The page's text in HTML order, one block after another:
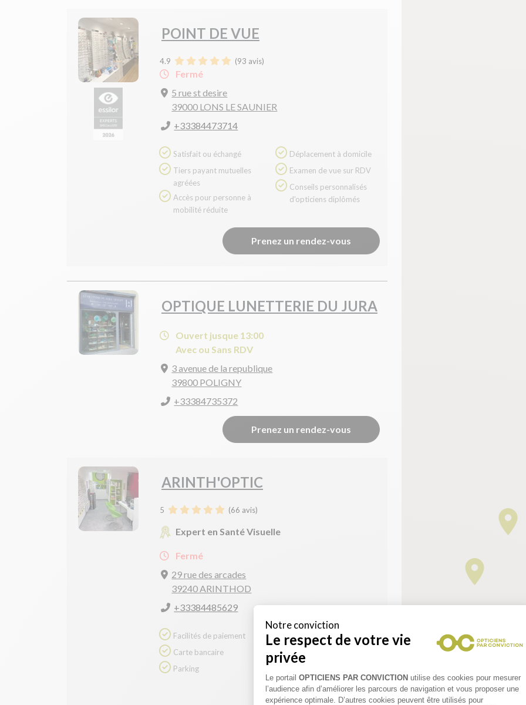
POINT DE VUE
4.9 (93 avis)
Fermé
5 rue st desire
39000 LONS LE SAUNIER
+33384473714
Satisfait ou échangé
agréées
mobilité réduite
Déplacement à domicile
Examen de vue sur RDV
d'opticiens diplômés
Prenez un rendez-vous
OPTIQUE LUNETTERIE DU JURA
Ouvert jusque 13:00
Avec ou Sans RDV
3 avenue de la republique
39800 POLIGNY
+33384735372
Prenez un rendez-vous
ARINTH'OPTIC
5 (66 avis)
Expert en Santé Visuelle
Fermé
29 rue des arcades
39240 ARINTHOD
+33384485629
Facilités de paiement
Carte bancaire
Parking
Accès pour personne à
mobilité réduite
Reste à charge 0
Tiers payant mutuelles
agréées
Notre conviction
Le respect de votre vie
privée
Plateforme de Gestion du
Le portail OPTICIENS PAR CONVICTION utilise des cookies pour mesurer
l’audience afin d’améliorer les parcours de navigation et vous proposer une
expérience optimale. D’autres cookies peuvent être utilisés pour